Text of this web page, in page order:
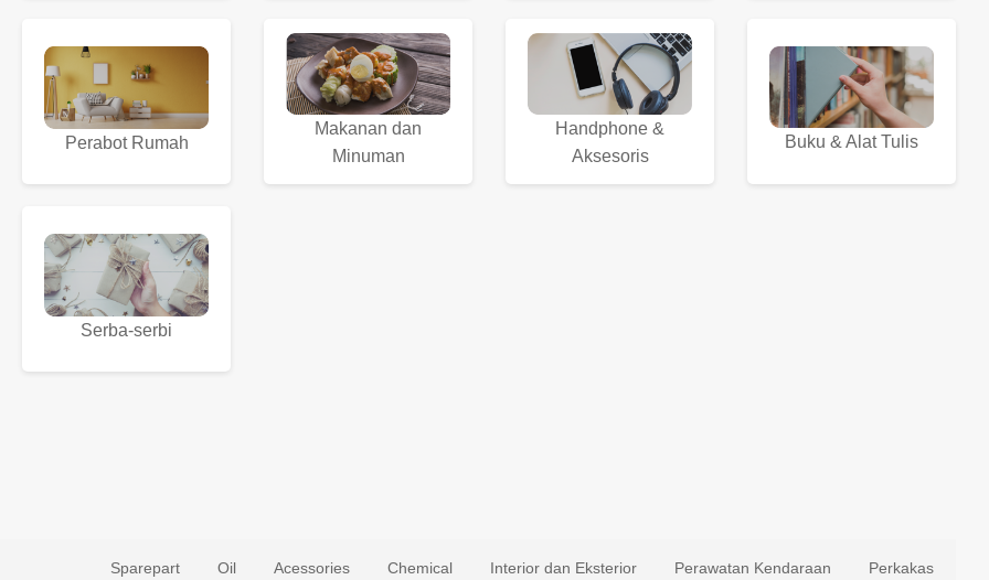
Perabot Rumah
Makanan dan
Minuman
Handphone &
Aksesoris
Buku & Alat Tulis
Serba-serbi
Sparepart Oil Acessories Chemical Interior dan Eksterior Perawatan Kendaraan Perkakas